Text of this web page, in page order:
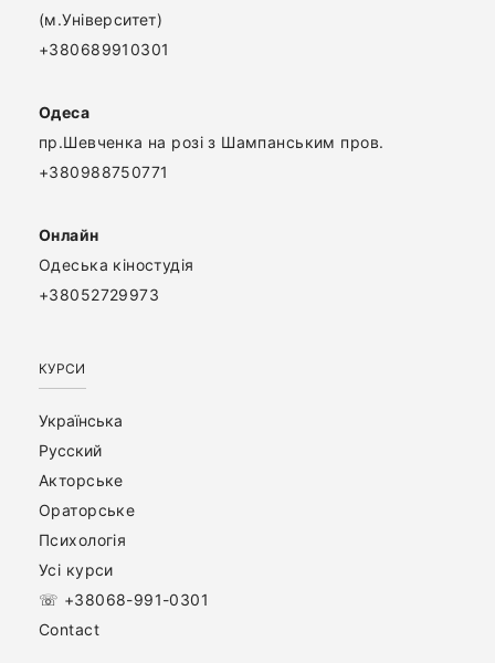
(м.Університет)
+380689910301
Одеса
пр.Шевченка на розі з Шампанським пров.
+380988750771
Онлайн
Одеська кіностудія
+38052729973
КУРСИ
Українська
Русский
Акторське
Ораторське
Психологія
Усі курси
☏ +38068-991-0301
Contact